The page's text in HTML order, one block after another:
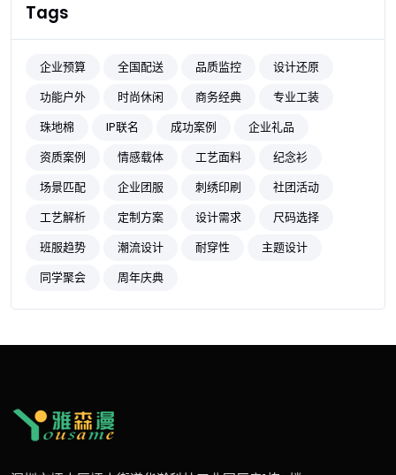
Tags
企业预算 全国配送 品质监控
设计还原
功能户外
时尚休闲 商务经典
专业工装
珠地棉
IP联名 成功案例
企业礼品
资质案例
情感载体 工艺面料
纪念衫
场景匹配
企业团服 刺绣印刷
社团活动
工艺解析
定制方案 设计需求
尺码选择
班服趋势
潮流设计 耐穿性
主题设计
同学聚会
周年庆典